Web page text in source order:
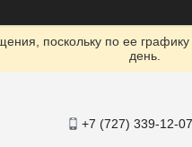
поскольку по ее
день.
+7 (727) 339-12-07